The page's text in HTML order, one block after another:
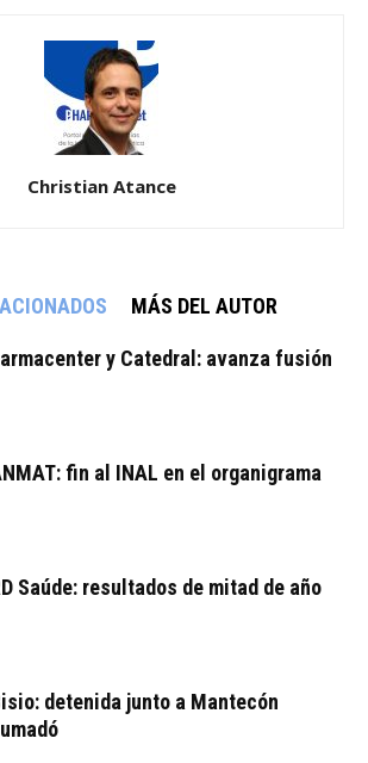
Christian Atance
MÁS DEL AUTOR
y Catedral: avanza fusión
fin al INAL en el organigrama
Saúde: resultados de mitad de año
detenida junto a Mantecón